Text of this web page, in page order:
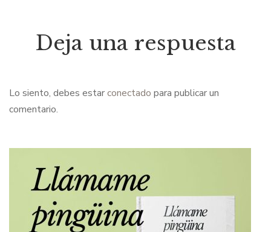
Deja una respuesta
Lo siento, debes estarconectado para publicar un
comentario.